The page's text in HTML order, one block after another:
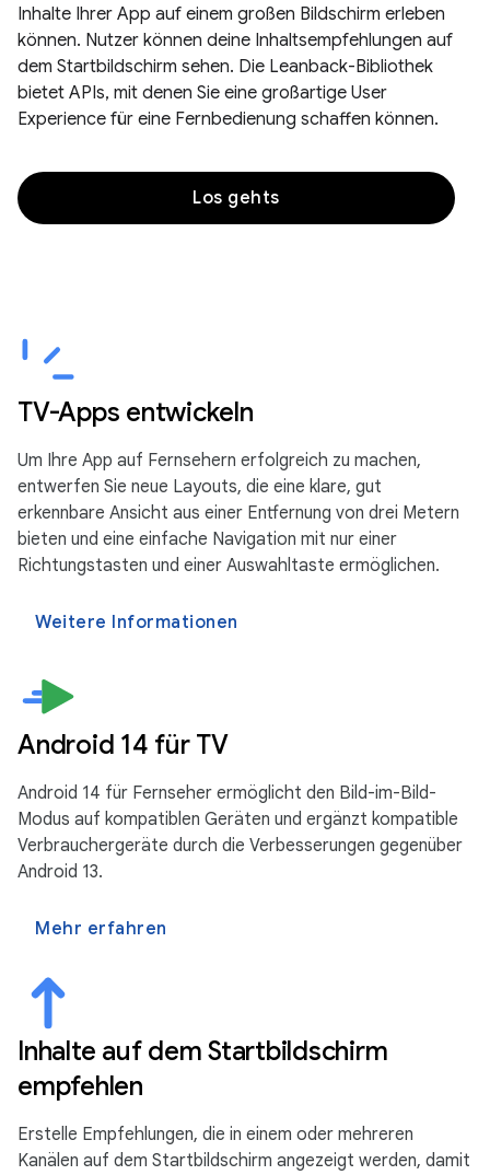
Inhalte Ihrer App auf einem großen Bildschirm erleben
können. Nutzer können deine Inhaltsempfehlungen auf
dem Startbildschirm sehen. Die Leanback-Bibliothek
bietet APIs, mit denen Sie eine großartige User
Experience für eine Fernbedienung schaffen können.
Los gehts
TV-Apps entwickeln
Um Ihre App auf Fernsehern erfolgreich zu machen,
entwerfen Sie neue Layouts, die eine klare, gut
erkennbare Ansicht aus einer Entfernung von drei Metern
bieten und eine einfache Navigation mit nur einer
Richtungstasten und einer Auswahltaste ermöglichen.
Weitere Informationen
Android 14 für TV
Android 14 für Fernseher ermöglicht den Bild-im-Bild-
Modus auf kompatiblen Geräten und ergänzt kompatible
Verbrauchergeräte durch die Verbesserungen gegenüber
Android 13.
Mehr erfahren
Inhalte auf dem Startbildschirm
empfehlen
Erstelle Empfehlungen, die in einem oder mehreren
Kanälen auf dem Startbildschirm angezeigt werden, damit